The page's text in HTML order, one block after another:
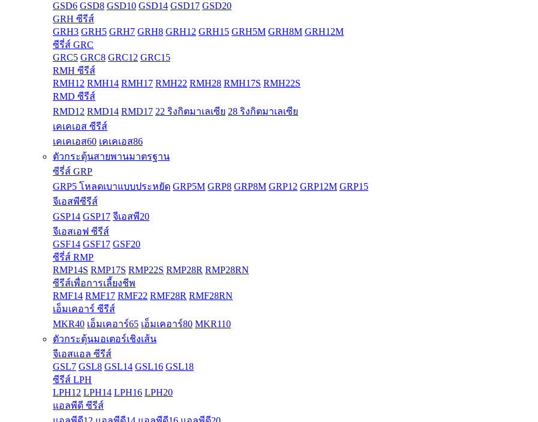
GSD6 GSD8 GSD10 GSD14 GSD17 GSD20
GRH ซีรีส์
GRH3 GRH5 GRH7 GRH8 GRH12 GRH15 GRH5M GRH8M GRH12M
ซีรี่ส์ GRC
GRC5 GRC8 GRC12 GRC15
RMH ซีรีส์
RMH12 RMH14 RMH17 RMH22 RMH28 RMH17S RMH22S
RMD ซีรีส์
RMD12 RMD14 RMD17 22 ริงกิตมาเลเซีย 28 ริงกิตมาเลเซีย
เคเคเอส ซีรีส์
เคเคเอส60 เคเคเอส86
ตัวกระตุ้นสายพานมาตรฐาน
ซีรี่ส์ GRP
GRP5 โหลดเบาแบบประหยัด GRP5M GRP8 GRP8M GRP12 GRP12M GRP15
จีเอสพีซีรีส์
GSP14 GSP17 จีเอสพี20
จีเอสเอฟ ซีรีส์
GSF14 GSF17 GSF20
ซีรี่ส์ RMP
RMP14S RMP17S RMP22S RMP28R RMP28RN
ซีรีส์เพื่อการเลี้ยงชีพ
RMF14 RMF17 RMF22 RMF28R RMF28RN
เอ็มเคอาร์ ซีรีส์
MKR40 เอ็มเคอาร์65 เอ็มเคอาร์80 MKR110
ตัวกระตุ้นมอเตอร์เชิงเส้น
จีเอสแอล ซีรีส์
GSL7 GSL8 GSL14 GSL16 GSL18
ซีรีส์ LPH
LPH12 LPH14 LPH16 LPH20
แอลพีดี ซีรีส์